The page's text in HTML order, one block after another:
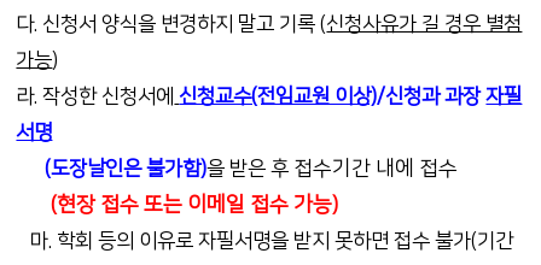
다. 신청서 양식을 변경하지 말고 기록 (신청사유가 길 경우 별첨
가능)
라. 작성한 신청서에 신청교수(전임교원 이상)/신청과 과장자필
서명
(도장날인은 불가함)을 받은 후 접수기간 내에 접수
(현장 접수 또는 이메일 접수 가능)
마. 학회 등의 이유로 자필서명을 받지 못하면 접수 불가(기간